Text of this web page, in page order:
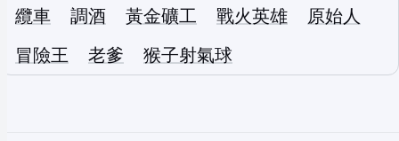
纜車
調酒 黃金礦工 戰火英雄
原始人
冒險王
老爹 猴子射氣球